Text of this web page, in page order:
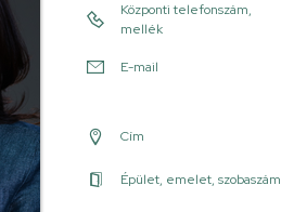
Központi telefonszám,
mellék
E-mail
Cím
Épület, emelet, szobaszám